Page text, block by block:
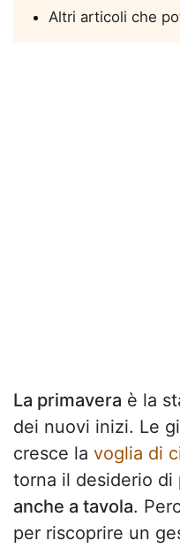
Altri articoli che
La primavera è la
dei nuovi inizi. Le
cresce la voglia di
torna il desiderio di
anche a tavola.
per riscoprire un